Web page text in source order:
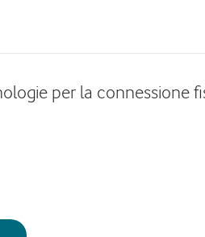
per la connessione